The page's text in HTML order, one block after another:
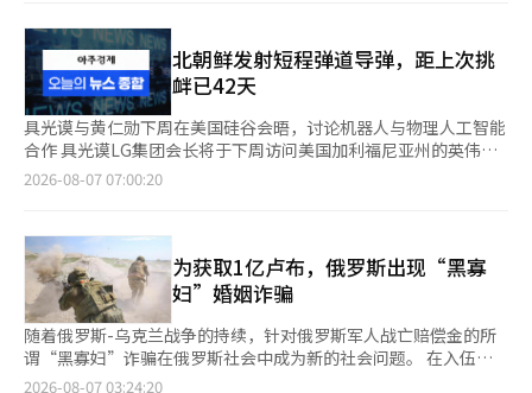
买了丽池中央大厦内的停车场和洗车场。所有权转移登记完成当
天，该房地产整体被设定了最高债权额为27600万韩元的共同担保
权，而债务人并非法人，而是崔某个人。 在索伯林EPS强行扩展业
务的同时，公司的债务迅速增加。一位了解公司情况的相关人士表
示：“当时公司的总债务已超过300亿韩元”，“是用租户的押金
和外部投资资金来偿还债务的结构。”在每月需向协会支付最多
9500万韩元的租金的情况下，这种结构难以维持。自2023年4月
起，需向协会支付的租金开始逾期。根据一审判决书，崔某在那时
21日，协会向索伯林州发送了合同解除的内容证明，并于次日向居
民发出了退租的公文。此后，崔某向调查机构和债权人声称：“如
果出售松岛资产，可以全额偿还押金。”然而，由于亲属方面的停
车场保全等债权债务纠纷，出售计划最终破裂，这一承诺未能兑
现。最终，索伯林EPS于2025年11月被宣告破产，租户的押金约
100亿韩元实际上已无法追回。 首尔中央检察院刑事8部（部长金
周炫）于今年4月以诈骗及伪造公文、使用伪造公文的罪名对代表
早前的内乱特别检察调查中，曾有指控称他在确认全国拘留所的拘
留人数后，向朴前部长报告可以额外拘留约3600人。 当时，教正
本部正在确认首都圈监狱和拘留所的拘留能力，并准备所谓的“违
反戒严令者拘留计划书”，这一情况也被纳入调查。与尹锡悦前总
统在戒严期间指示逮捕政治人物等重要人士的指控相结合，法务部
是否准备了实际拘留这些人的空间成为了争议焦点。 特别检察组
当天公开的起诉事实包括：△指示首尔拘留所准备拘留违反戒严令
者的情况 △指示为拘留违反戒严令者准备拘留空间 △指示审查紧
严令者做好准备等。 特别是，审查紧急假释的指示显示，信前部
长试图通过释放现有拘留者来为拘留违反戒严令者提供空间，这被
视为其角色的核心起诉事实。 对信前部长的调查最初由赵恩锡内
乱特别检察组启动。内乱特别检察组发现教正本部在戒严期间确认
首都圈教正设施的拘留能力的情况后展开调查，但由于调查期限结
束，去年年底将案件移交给警方。 警察厅三大特检特别调查本部
接手此案，并于今年1月将信前部长以内乱重要任务从事的罪名移
交至首尔中央检察院。随后，随着综合特别检察组的成立，检察院
等与生活密切相关的纠纷，以减轻市民的法律痛苦。 分析结果显
示，及时处理部从案件受理到最终判决的平均时间仅为91天。这一
数据比全国地方法院民事单独审判的平均时间223天缩短了132
天。首次开庭的平均时间也为87天，比一般审判的139天快了52
天，使得当事人能够更快地与法官见面。 审判的质量和当事人的
满意度也显著提高。实际调解和和解率为42.2%，高于一般民事单
独审判的25.8%；而对一审判决不服提起上诉的比例为12.3%，仅
为一般情况的一半。这表明在一审中，双方之间的让步和妥协促成
诈骗的租客在提起诉讼后，仅用两个月便获得了判决，并在房东的
其他房地产分配程序中追回了保证金。在债务人账户被扣押的纠纷
中，通过快速的和解建议消除了误解，帮助其重新振作。调查显
示，77%的当事人和律师认为该部门对权利救济有帮助。 法院行
政处表示，民生案件法庭通过量身定制的审理和灵活的调解，得到
了良好的评价，计划将试点运营的成果分享给全国法院，并考虑扩
大民生案件及时处理部的设立。
北朝鲜发射短程弹道导弹，距上次挑
衅已42天
具光谟与黄仁勋下周在美国硅谷会晤，讨论机器人与物理人工智能
合作 具光谟LG集团会长将于下周访问美国加利福尼亚州的英伟达
总部，与首席执行官黄仁勋会晤。这是自6月8日在首尔会面以来的
首尔汝矣岛LG集团总部进行了约1小时的非公开会谈，表示将扩大
在机器人、人工智能基础设施和自动驾驶等多个领域的合作。 会
谈结束后，具会长表示：“今天时间有限，未能进行详细讨论，但
我们也谈到了下次邀请他去加州的事，我希望能在那里讨论更多的
合作。” 青瓦台召开紧急安全会议，呼吁立即停止违反联合国决
议的行为 青瓦台国家安全室于6日召开紧急安全形势检查会议，因
朝鲜在元山地区向东海发射短程弹道导弹，会议由国防部和联合参
2026-08-07 07:00:20
为获取1亿卢布，俄罗斯出现“黑寡
妇”婚姻诈骗
随着俄罗斯-乌克兰战争的持续，针对俄罗斯军人战亡赔偿金的所
谓“黑寡妇”诈骗在俄罗斯社会中成为新的社会问题。 在入伍前
与军人假结婚后，丈夫战亡后便窃取遗属赔偿金的案例屡见不鲜，
2026-08-07 03:24:20